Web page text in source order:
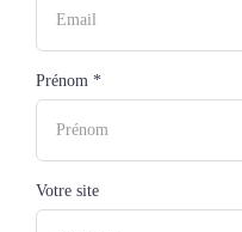
Prénom *
Votre site